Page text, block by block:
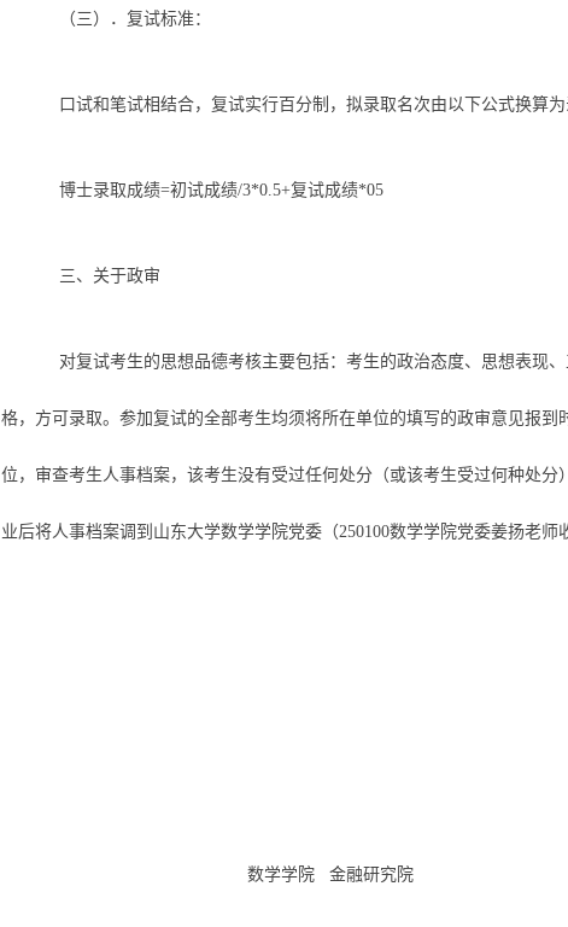
（三）．复试标准：
口试和笔试相结合，复试实行百分制，拟录取名次由以下公式换算
博士录取成绩=初试成绩/3*0.5+复试成绩*05
三、关于政审
对复试考生的思想品德考核主要包括：考生的政治态度、思想表现
格，方可录取。参加复试的全部考生均须将所在单位的填写的政审意见报
位，审查考生人事档案，该考生没有受过任何处分（或该考生受过何种处
业后将人事档案调到山东大学数学学院党委（250100数学学院党委姜扬老
数学学院 金融研究院